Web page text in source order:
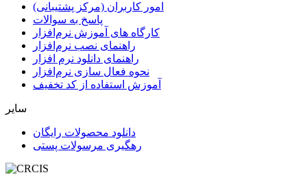
امور کاربران (مرکز پشتیبانی)
پاسخ به سوالات
کارگاه های آموزش نرم‌افزار
راهنمای نصب نرم‌افزار
راهنمای دانلود نرم افزار
نحوه فعال سازی نرم‌افزار
آموزش استفاده از کد تخفیف
سایر
دانلود محصولات رایگان
رهگیری مرسولات پستی